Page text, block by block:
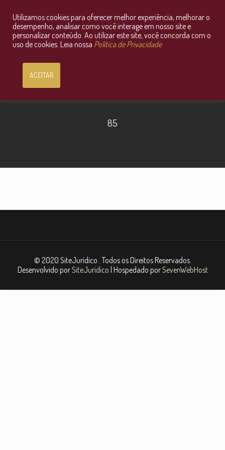
Consultoria Jurídica OnLine
85
© 2020 SiteJurídico . Todos os Direitos Reservados.
Desenvolvido porSiteJurídico | Hospedado porSevenWebHost
Utilizamos cookies para oferecer melhor experiência, melhorar o
desempenho, analisar como você interage em nosso site e
personalizar conteúdo. Ao utilizar este site, você concorda com o
uso de cookies. Leia nossa Política de Privacidade
ACEITAR